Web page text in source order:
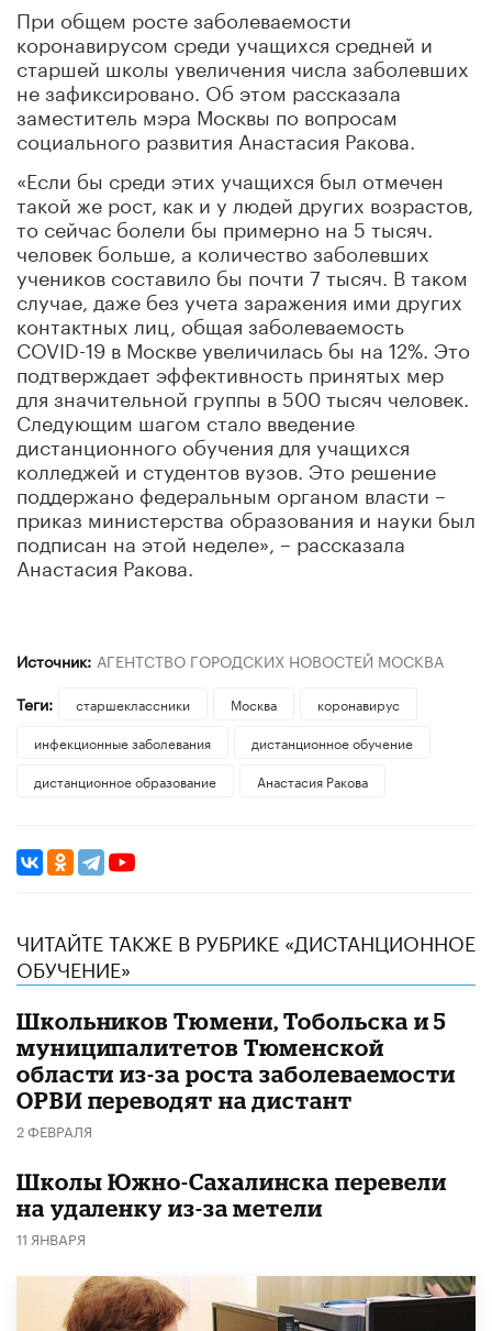
При общем росте заболеваемости
коронавирусом среди учащихся средней и
старшей школы увеличения числа заболевших
не зафиксировано. Об этом рассказала
заместитель мэра Москвы по вопросам
социального развития Анастасия Ракова.
«Если бы среди этих учащихся был отмечен
такой же рост, как и у людей других возрастов,
то сейчас болели бы примерно на 5 тысяч.
человек больше, а количество заболевших
учеников составило бы почти 7 тысяч. В таком
случае, даже без учета заражения ими других
контактных лиц, общая заболеваемость
COVID-19 в Москве увеличилась бы на 12%. Это
подтверждает эффективность принятых мер
для значительной группы в 500 тысяч человек.
Следующим шагом стало введение
дистанционного обучения для учащихся
колледжей и студентов вузов. Это решение
поддержано федеральным органом власти –
приказ министерства образования и науки был
подписан на этой неделе», – рассказала
Анастасия Ракова.
Источник: АГЕНТСТВО ГОРОДСКИХ НОВОСТЕЙ МОСКВА
Теги:
старшеклассники Москва
коронавирус
инфекционные заболевания
дистанционное обучение
дистанционное образование
Анастасия Ракова
ЧИТАЙТЕ ТАКЖЕ В РУБРИКЕ «ДИСТАНЦИОННОЕ
ОБУЧЕНИЕ»
Школьников Тюмени, Тобольска и 5
муниципалитетов Тюменской
области из-за роста заболеваемости
ОРВИ переводят на дистант
2 ФЕВРАЛЯ
Школы Южно-Сахалинска перевели
на удаленку из-за метели
11 ЯНВАРЯ